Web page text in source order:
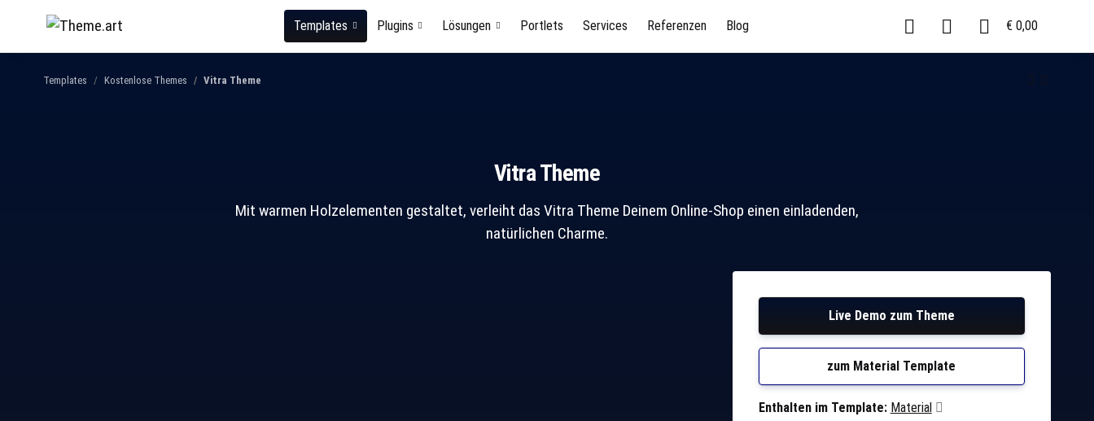
€ 0,00
Templates Plugins Lösungen Portlets Services Referenzen Blog
Templates Kostenlose Themes Vitra Theme
Vitra Theme
Mit warmen Holzelementen gestaltet, verleiht das Vitra Theme Deinem Online-Shop einen einladenden,
natürlichen Charme.
Live Demo zum Theme
zum Material Template
Enthalten im Template: Material